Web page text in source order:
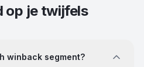
op je twijfels
winback segment?